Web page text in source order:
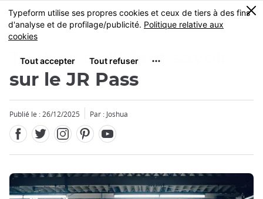
Skip
to
main
MENU
0
Tout ce qu'il faut savoir
sur le JR Pass
Publié le : 26/12/2025 Par : Joshua
Fermer
Fermer
Fermer
Fermer